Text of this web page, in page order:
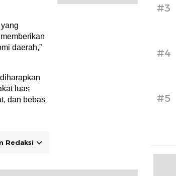
daerah,”
luas
dan bebas
Redaksi
#3
#4
#5